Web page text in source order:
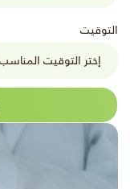
التوقيت